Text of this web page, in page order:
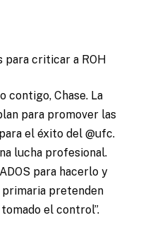
para criticar a ROH
contigo, Chase. La
para promover las
el éxito del @ufc.
lucha profesional.
para hacerlo y
primaria pretenden
el control”.